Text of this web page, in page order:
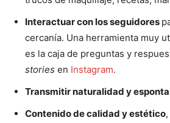
Interactuar con los seguidores
cercanía. Una herramienta muy
es la caja de preguntas y
stories en Instagram.
Transmitir naturalidad y
Contenido de calidad y estético